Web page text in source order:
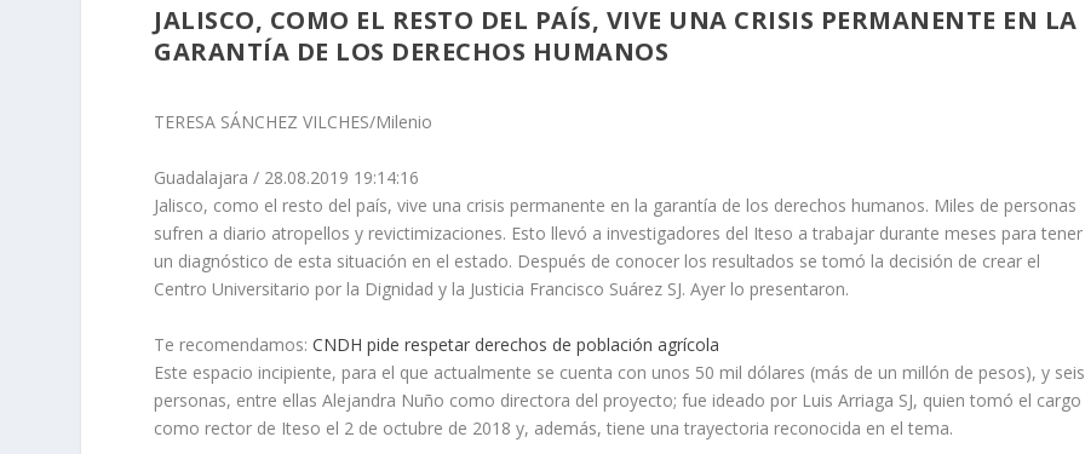
JALISCO, COMO EL RESTO DEL PAÍS, VIVE UNA CRISIS PERMANENTE EN LA
GARANTÍA DE LOS DERECHOS HUMANOS
TERESA SÁNCHEZ VILCHES/Milenio
Guadalajara / 28.08.2019 19:14:16
Jalisco, como el resto del país, vive una crisis permanente en la garantía de los derechos humanos. Miles de personas
sufren a diario atropellos y revictimizaciones. Esto llevó a investigadores del Iteso a trabajar durante meses para tener
un diagnóstico de esta situación en el estado. Después de conocer los resultados se tomó la decisión de crear el
Centro Universitario por la Dignidad y la Justicia Francisco Suárez SJ. Ayer lo presentaron.
Te recomendamos: CNDH pide respetar derechos de población agrícola
Este espacio incipiente, para el que actualmente se cuenta con unos 50 mil dólares (más de un millón de pesos), y seis
personas, entre ellas Alejandra Nuño como directora del proyecto; fue ideado por Luis Arriaga SJ, quien tomó el cargo
como rector de Iteso el 2 de octubre de 2018 y, además, tiene una trayectoria reconocida en el tema.